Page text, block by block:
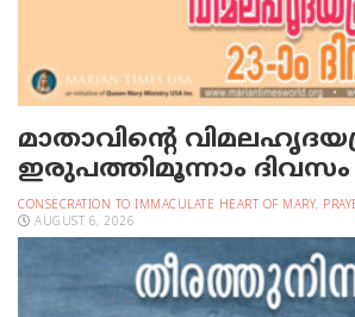
മാതാവിന്റെ
ഇരുപത്തിമൂന്നാം ദിവസം
CONSECRATION TO IMMACULATE HEART OF MARY,
AUGUST 6, 2026